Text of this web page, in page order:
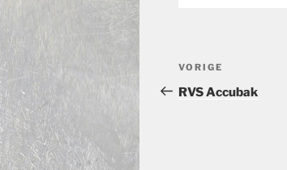
Bericht
navigatie
Vorig
bericht
VORIGE
RVS Accubak